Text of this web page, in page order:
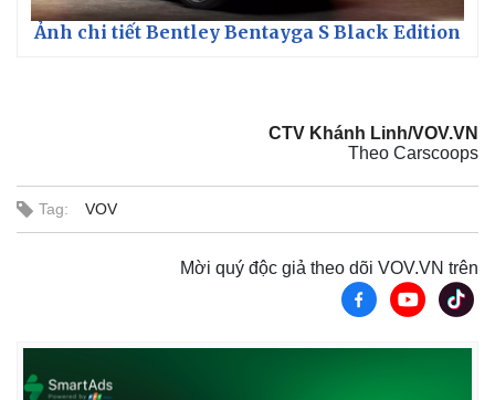
Ảnh chi tiết Bentley Bentayga S Black Edition
CTV Khánh Linh/VOV.VN
Theo Carscoops
Tag: VOV
Mời quý độc giả theo dõi VOV.VN trên